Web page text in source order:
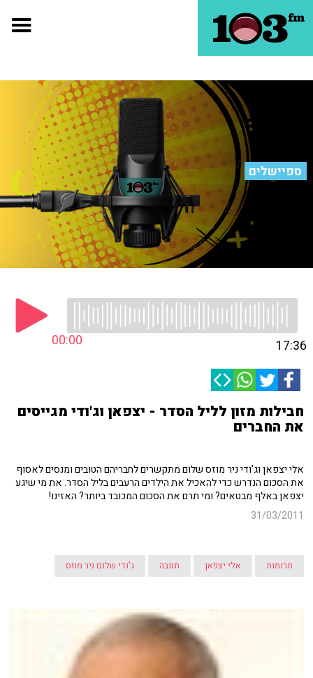
ספיישלים
00:00 17:36
חבילות מזון לליל הסדר - יצפאן וג'ודי מגייסים
את החברים
אלי יצפאן וג'ודי ניר מוזס שלום מתקשרים לחבריהם הטובים ומנסים לאסוף
את הסכום הנדרש כדי להאכיל את הילדים הרעבים בליל הסדר. את מי שיגע
יצפאן באלף מבטאים? ומי תרם את הסכום המכובד ביותר? האזינו!
31/03/2011
תרומות אלי יצפאן תנובה ג'ודי שלום ניר מוזס